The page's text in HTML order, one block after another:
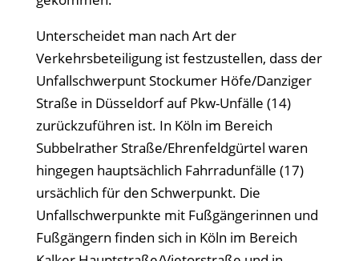
Unterscheidet man nach Art der
Verkehrsbeteiligung ist festzustellen, dass der
Unfallschwerpunt Stockumer Höfe/Danziger
Straße in Düsseldorf auf Pkw-Unfälle (14)
zurückzuführen ist. In Köln im Bereich
Subbelrather Straße/Ehrenfeldgürtel waren
hingegen hauptsächlich Fahrradunfälle (17)
ursächlich für den Schwerpunkt. Die
Unfallschwerpunkte mit Fußgängerinnen und
Fußgängern finden sich in Köln im Bereich